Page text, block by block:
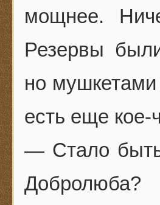
мощнее.
Резервы
но мушкетами
есть еще кое-
— Стало
Добролюба?